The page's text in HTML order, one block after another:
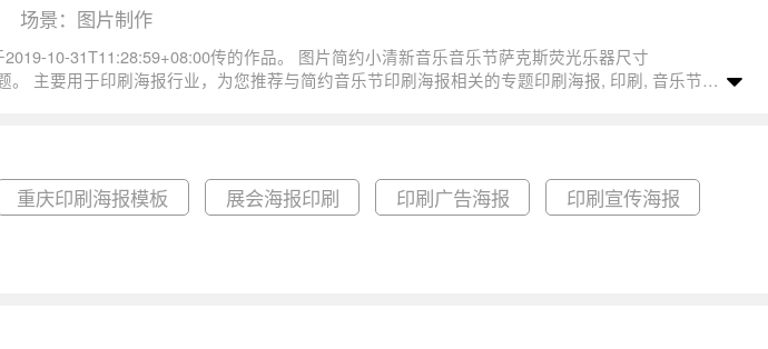
场景：图片制作
重庆印刷海报模板 展会海报印刷 印刷广告海报 印刷宣传海报